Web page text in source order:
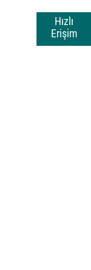
Hızlı
Erişim